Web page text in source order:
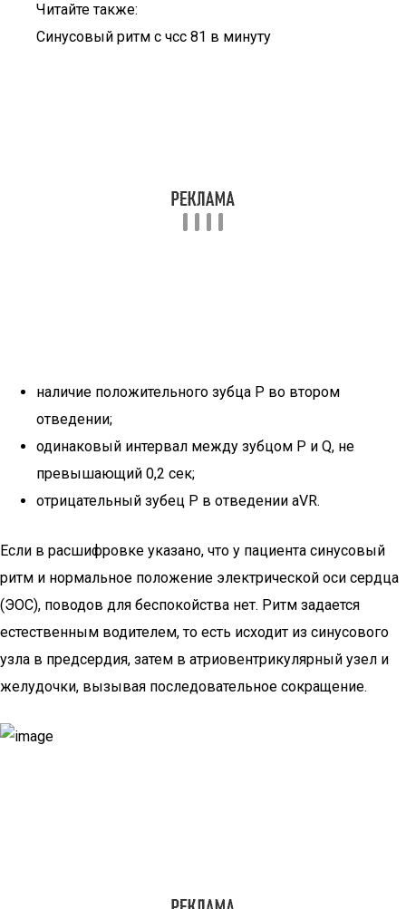
Читайте также:
Синусовый ритм с чсс 81 в минуту
наличие положительного зубца P во втором
отведении;
одинаковый интервал между зубцом P и Q, не
превышающий 0,2 сек;
отрицательный зубец P в отведении aVR.
Если в расшифровке указано, что у пациента синусовый
ритм и нормальное положение электрической оси сердца
(ЭОС), поводов для беспокойства нет. Ритм задается
естественным водителем, то есть исходит из синусового
узла в предсердия, затем в атриовентрикулярный узел и
желудочки, вызывая последовательное сокращение.